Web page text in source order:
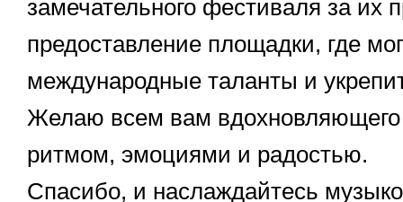
замечательного фестиваля за их
предоставление площадки, где
международные таланты и
Желаю всем вам вдохновляющего
ритмом, эмоциями и радостью.
Спасибо, и наслаждайтесь